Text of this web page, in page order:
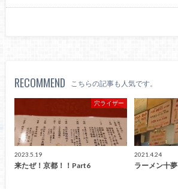
RECOMMEND こちらの記事も人気です。
穴ライザー
2023.5.19
来たぜ！京都！！Part6
2021.4.24
ラーメン十夢